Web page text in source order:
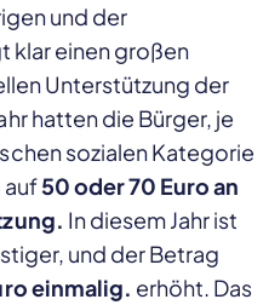
und der
klar einen großen
Unterstützung der
hatten die Bürger, je
sozialen Kategorie
auf50 oder 70 Euro an
In diesem Jahr ist
und der Betrag
einmalig. erhöht. Das